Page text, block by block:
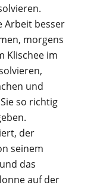
Arbeit besser
morgens
Klischee im
und
so richtig
der
seinem
das
auf der